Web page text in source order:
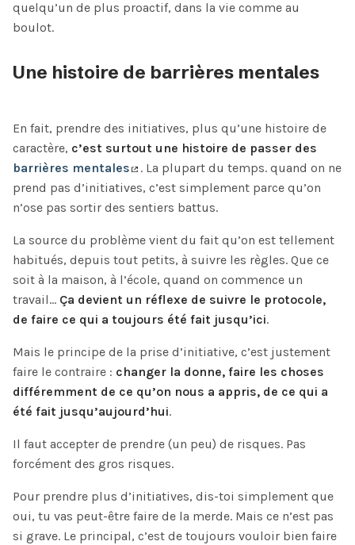
quelqu’un de plus proactif, dans la vie comme au
boulot.
Une histoire de barrières mentales
En fait, prendre des initiatives, plus qu’une histoire de
caractère, c’est surtout une histoire de passer des
barrières mentales
. La plupart du temps. quand on ne
prend pas d’initiatives, c’est simplement parce qu’on
n’ose pas sortir des sentiers battus.
La source du problème vient du fait qu’on est tellement
habitués, depuis tout petits, à suivre les règles. Que ce
soit à la maison, à l’école, quand on commence un
travail… Ça devient un réflexe de suivre le protocole,
de faire ce qui a toujours été fait jusqu’ici.
Mais le principe de la prise d’initiative, c’est justement
faire le contraire : changer la donne, faire les choses
différemment de ce qu’on nous a appris, de ce qui a
été fait jusqu’aujourd’hui.
Il faut accepter de prendre (un peu) de risques. Pas
forcément des gros risques.
Pour prendre plus d’initiatives, dis-toi simplement que
oui, tu vas peut-être faire de la merde. Mais ce n’est pas
si grave. Le principal, c’est de toujours vouloir bien faire